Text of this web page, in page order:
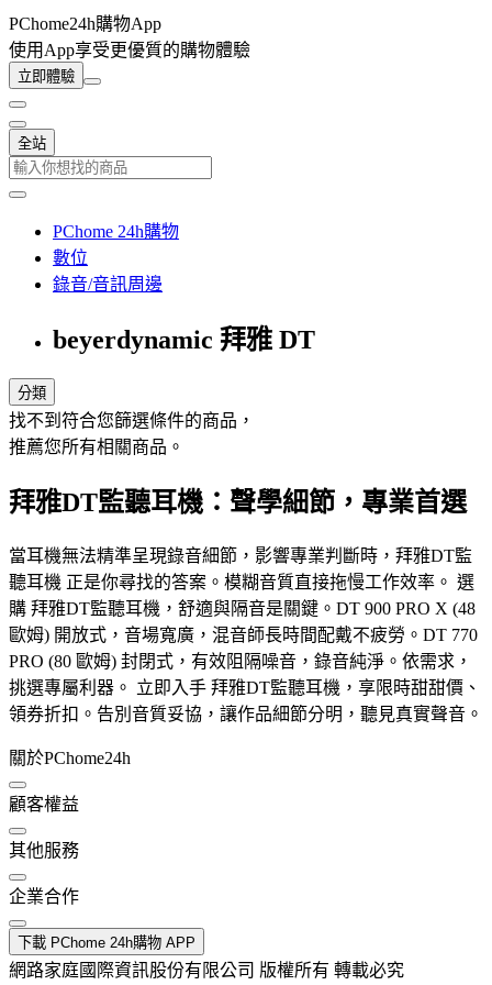
PChome24h購物App
使用App享受更優質的購物體驗
立即體驗
全站
PChome 24h購物
數位
錄音/音訊周邊
beyerdynamic 拜雅 DT
分類
找不到符合您篩選條件的商品，
推薦您所有相關商品。
拜雅DT監聽耳機：聲學細節，專業首選
當耳機無法精準呈現錄音細節，影響專業判斷時，拜雅DT監
聽耳機 正是你尋找的答案。模糊音質直接拖慢工作效率。 選
購 拜雅DT監聽耳機，舒適與隔音是關鍵。DT 900 PRO X (48
歐姆) 開放式，音場寬廣，混音師長時間配戴不疲勞。DT 770
PRO (80 歐姆) 封閉式，有效阻隔噪音，錄音純淨。依需求，
挑選專屬利器。 立即入手 拜雅DT監聽耳機，享限時甜甜價、
領券折扣。告別音質妥協，讓作品細節分明，聽見真實聲音。
關於PChome24h
顧客權益
其他服務
企業合作
下載 PChome 24h購物 APP
網路家庭國際資訊股份有限公司 版權所有 轉載必究